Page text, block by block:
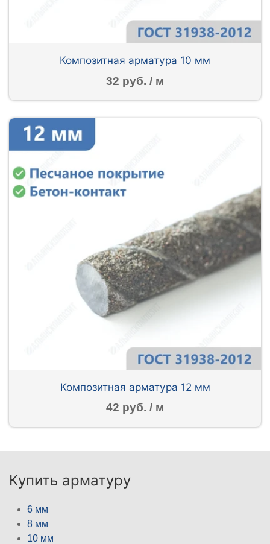
Композитная арматура 10 мм
32 руб. / м
Композитная арматура 12 мм
42 руб. / м
Купить арматуру
6 мм
8 мм
10 мм